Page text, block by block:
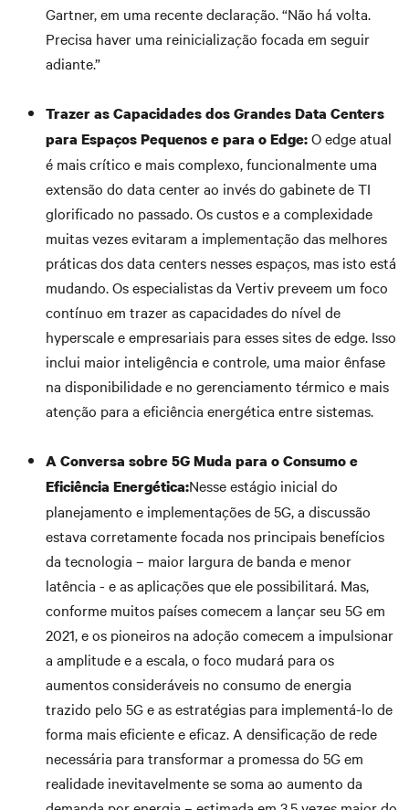
Gartner, em uma recente declaração. “Não há volta.
Precisa haver uma reinicialização focada em seguir
adiante.”
Trazer as Capacidades dos Grandes Data Centers
para Espaços Pequenos e para o Edge:O edge atual
é mais crítico e mais complexo, funcionalmente uma
extensão do data center ao invés do gabinete de TI
glorificado no passado. Os custos e a complexidade
muitas vezes evitaram a implementação das melhores
práticas dos data centers nesses espaços, mas isto está
mudando. Os especialistas da Vertiv preveem um foco
contínuo em trazer as capacidades do nível de
hyperscale e empresariais para esses sites de edge. Isso
inclui maior inteligência e controle, uma maior ênfase
na disponibilidade e no gerenciamento térmico e mais
atenção para a eficiência energética entre sistemas.
A Conversa sobre 5G Muda para o Consumo e
Eficiência Energética:Nesse estágio inicial do
planejamento e implementações de 5G, a discussão
estava corretamente focada nos principais benefícios
da tecnologia – maior largura de banda e menor
latência - e as aplicações que ele possibilitará. Mas,
conforme muitos países comecem a lançar seu 5G em
2021, e os pioneiros na adoção comecem a impulsionar
a amplitude e a escala, o foco mudará para os
aumentos consideráveis no consumo de energia
trazido pelo 5G e as estratégias para implementá-lo de
forma mais eficiente e eficaz. A densificação de rede
necessária para transformar a promessa do 5G em
realidade inevitavelmente se soma ao aumento da